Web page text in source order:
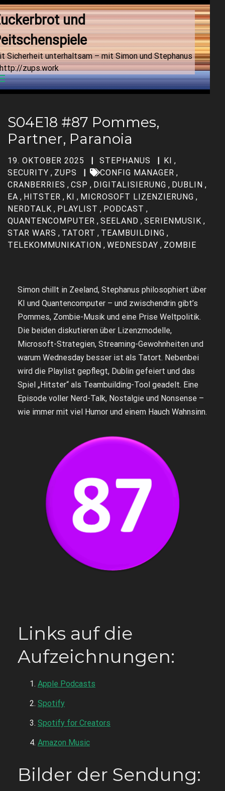
und
Sicherheit unterhaltsam – mit Simon und Stephanus
zups.work
S04E18 #87 Pommes,
Partner, Paranoia
19. OKTOBER 2025 STEPHANUS KI ,
SECURITY , ZUPS CONFIG MANAGER ,
CRANBERRIES , CSP , DIGITALISIERUNG , DUBLIN ,
EA , HITSTER , KI , MICROSOFT LIZENZIERUNG ,
NERDTALK , PLAYLIST , PODCAST ,
QUANTENCOMPUTER , SEELAND , SERIENMUSIK ,
STAR WARS , TATORT , TEAMBUILDING ,
TELEKOMMUNIKATION , WEDNESDAY , ZOMBIE
Simon chillt in Zeeland, Stephanus philosophiert über
KI und Quantencomputer – und zwischendrin gibt’s
Pommes, Zombie-Musik und eine Prise Weltpolitik.
Die beiden diskutieren über Lizenzmodelle,
Microsoft-Strategien, Streaming-Gewohnheiten und
warum Wednesday besser ist als Tatort. Nebenbei
wird die Playlist gepflegt, Dublin gefeiert und das
Spiel „Hitster“ als Teambuilding-Tool geadelt. Eine
Episode voller Nerd-Talk, Nostalgie und Nonsense –
wie immer mit viel Humor und einem Hauch Wahnsinn.
Links auf die
Aufzeichnungen:
Apple Podcasts
Spotify
Spotify for Creators
Amazon Music
Bilder der Sendung: